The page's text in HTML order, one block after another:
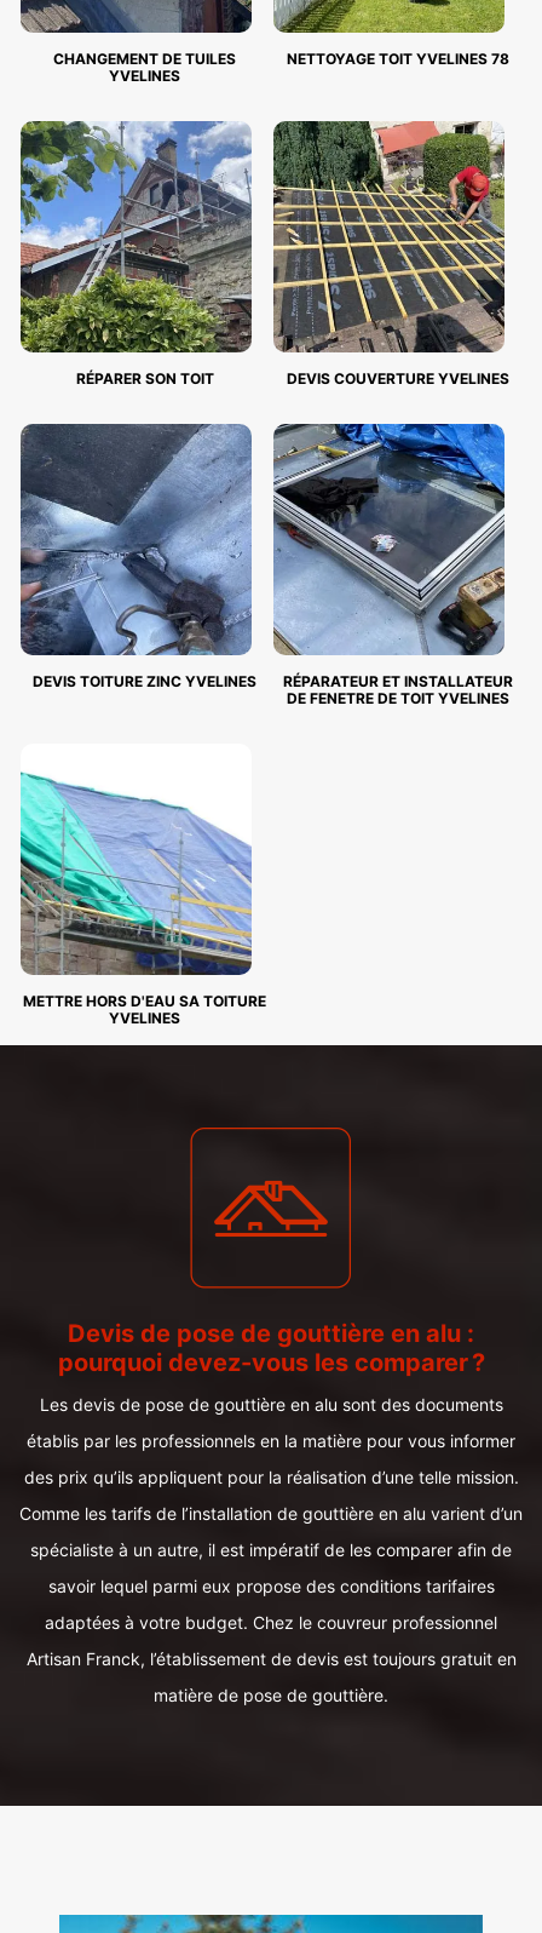
CHANGEMENT DE TUILES
YVELINES
NETTOYAGE TOIT YVELINES 78
RÉPARER SON TOIT DEVIS COUVERTURE YVELINES
DEVIS TOITURE ZINC YVELINES
RÉPARATEUR ET INSTALLATEUR
DE FENETRE DE TOIT YVELINES
METTRE HORS D'EAU SA TOITURE
YVELINES
Devis de pose de gouttière en alu :
pourquoi devez-vous les comparer ?
Les devis de pose de gouttière en alu sont des documents
établis par les professionnels en la matière pour vous informer
des prix qu’ils appliquent pour la réalisation d’une telle mission.
Comme les tarifs de l’installation de gouttière en alu varient d’un
spécialiste à un autre, il est impératif de les comparer afin de
savoir lequel parmi eux propose des conditions tarifaires
adaptées à votre budget. Chez le couvreur professionnel
Artisan Franck, l’établissement de devis est toujours gratuit en
matière de pose de gouttière.